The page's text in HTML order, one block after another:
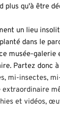
plus qu'à être
dans le
musée-
Partez donc
mi-insectes,
extraordinaire
et vidéos,